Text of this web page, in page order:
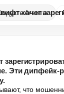
Агенты
Эти дипфейк-
что